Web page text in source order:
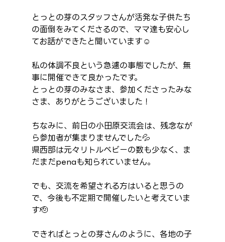
とっとの芽のスタッフさんが活発な子供たち
の面倒をみてくださるので、ママ達も安心し
てお話ができたと聞いています☺️
私の体調不良という急遽の事態でしたが、無
事に開催できて良かったです。
とっとの芽のみなさま、参加くださったみな
さま、ありがとうございました！
ちなみに、前日の小田原交流会は、残念なが
ら参加者が集まりませんでした💦
県西部は元々リトルベビーの数も少なく、ま
だまだpenaも知られていません。
でも、交流を希望される方はいると思うの
で、今後も不定期で開催したいと考えていま
す🫡
できればとっとの芽さんのように、各地の子